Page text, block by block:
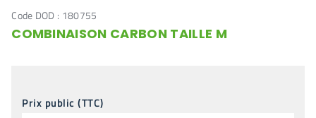
Code DOD : 180755
COMBINAISON CARBON TAILLE M
Prix public (TTC)